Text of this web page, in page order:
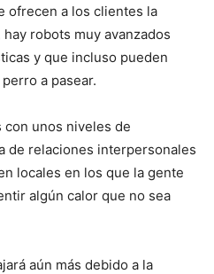
ofrecen a los clientes la
robots muy avanzados
y que incluso pueden
a pasear.
con unos niveles de
de relaciones interpersonales
locales en los que la gente
algún calor que no sea
aún más debido a la